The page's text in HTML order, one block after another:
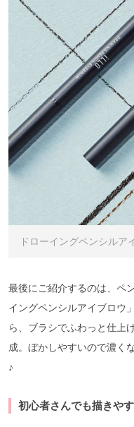
ドローイングペンシル
最後にご紹介するのは、ペ
イングペンシルアイブロウ
ら、ブラシでふわっと仕上
成。ぼかしやすいので濃く
♪
初心者さんでも描きや